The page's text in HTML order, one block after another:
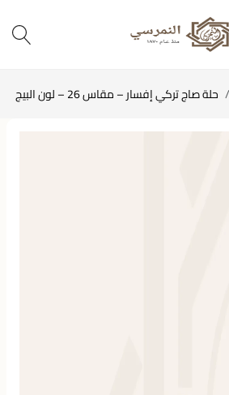
حلة صاج تركي إفسار – مقاس 26 – لون البيج